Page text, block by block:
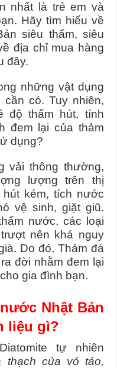
nhất là trẻ em và
Hãy tìm hiểu về
siêu thấm, siêu
địa chỉ mua hàng
đây.
những vật dụng
có. Tuy nhiên,
độ thấm hút, tính
đem lại của thảm
dụng?
vải thông thường,
lượng trên thị
kém, tích nước
vệ sinh, giặt giũ.
nước, các loại
nên khá nguy
Do đó, Thảm đá
đời nhằm đem lại
gia đình bạn.
Nhật Bản
liệu gì?
tự nhiên
thạch của vỏ tảo,